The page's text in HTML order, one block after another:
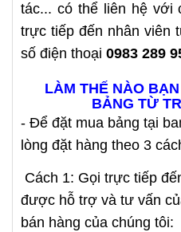
tác... có thể liên hệ với
trực tiếp đến nhân viên
số điện thoại 0983 289
LÀM THẾ NÀO
BẢNG TỪ
- Để đặt mua bảng tại
lòng đặt hàng theo 3
Cách 1: Gọi trực tiếp
được hỗ trợ và tư vấn
bán hàng của chúng tôi: